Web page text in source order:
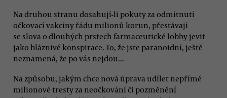
Na druhou stranu dosahují-li pokuty za odmítnutí
očkovací vakcíny řádu milionů korun, přestávají
se slova o dlouhých prstech farmaceutické lobby jevit
jako bláznivé konspirace. To, že jste paranoidní, ještě
neznamená, že po vás nejdou...
Na způsobu, jakým chce nová úprava udílet nepřímé
milionové tresty za neočkování či pozměnění